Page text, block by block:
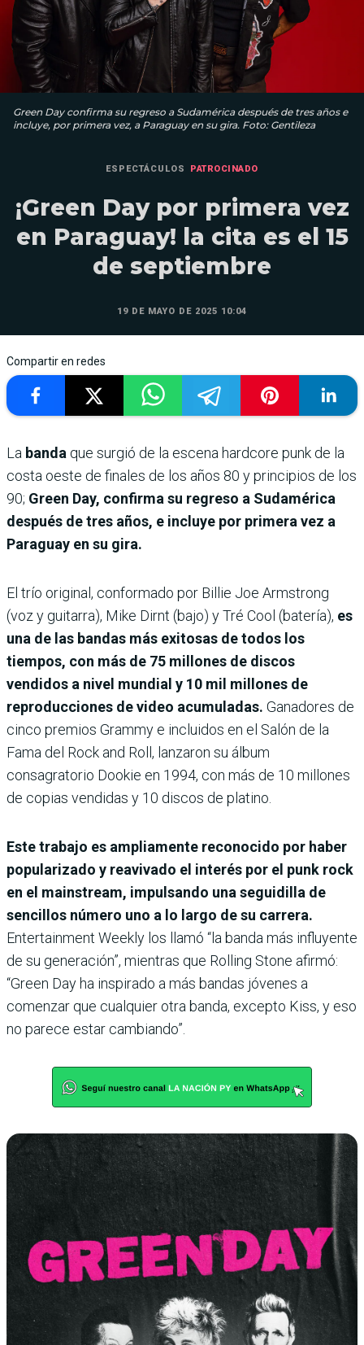
Green Day confirma su regreso a Sudamérica después de tres años e
incluye, por primera vez, a Paraguay en su gira. Foto: Gentileza
ESPECTÁCULOS PATROCINADO
¡Green Day por primera vez
en Paraguay! la cita es el 15
de septiembre
19 DE MAYO DE 2025 10:04
Compartir en redes
La banda que surgió de la escena hardcore punk de la
costa oeste de finales de los años 80 y principios de los
90; Green Day, confirma su regreso a Sudamérica
después de tres años, e incluye por primera vez a
Paraguay en su gira.
El trío original, conformado por Billie Joe Armstrong
(voz y guitarra), Mike Dirnt (bajo) y Tré Cool (batería), es
una de las bandas más exitosas de todos los
tiempos, con más de 75 millones de discos
vendidos a nivel mundial y 10 mil millones de
reproducciones de video acumuladas. Ganadores de
cinco premios Grammy e incluidos en el Salón de la
Fama del Rock and Roll, lanzaron su álbum
consagratorio Dookie en 1994, con más de 10 millones
de copias vendidas y 10 discos de platino.
Este trabajo es ampliamente reconocido por haber
popularizado y reavivado el interés por el punk rock
en el mainstream, impulsando una seguidilla de
sencillos número uno a lo largo de su carrera.
Entertainment Weekly los llamó “la banda más influyente
de su generación”, mientras que Rolling Stone afirmó:
“Green Day ha inspirado a más bandas jóvenes a
comenzar que cualquier otra banda, excepto Kiss, y eso
no parece estar cambiando”.